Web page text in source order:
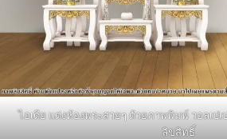
ไอเดีย แต่งห้องพระสวยๆ ด้วยภาพพิมพ์ วอลเป
ลิขสิทธิ์